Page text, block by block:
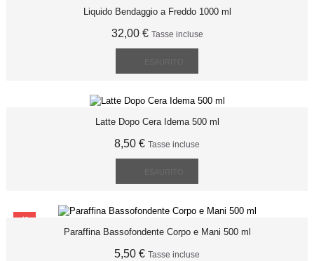
Liquido Bendaggio a Freddo 1000 ml
32,00 € Tasse incluse
Latte Dopo Cera Idema 500 ml
8,50 € Tasse incluse
Paraffina Bassofondente Corpo e Mani 500 ml
5,50 € Tasse incluse